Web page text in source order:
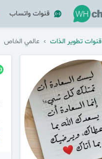
قنوات واتساب
قنوات تطوير الذات › عالمي الخاص